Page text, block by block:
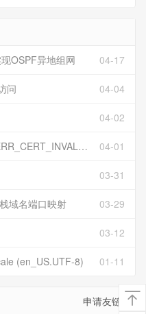
04-17
OSPF异地组网
04-04
问
04-02
04-01
EDGE浏览器访问https页面显示ERR_CERT_INVALID且无法跳过继续访问
03-31
03-29
域名端口映射
03-12
01-11
(en_US.UTF-8)
申请友链